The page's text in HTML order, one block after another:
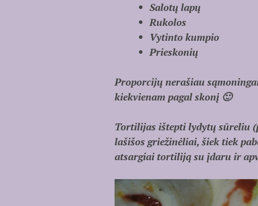
Salotų lapų
Rukolos
Vytinto kumpio
Prieskonių
Proporcijų nerašiau
kiekvienam pagal skonį 🙂
Tortilijas ištepti lydytų sūreliu
lašišos griežinėliai, šiek tiek
atsargiai tortiliją su įdaru ir